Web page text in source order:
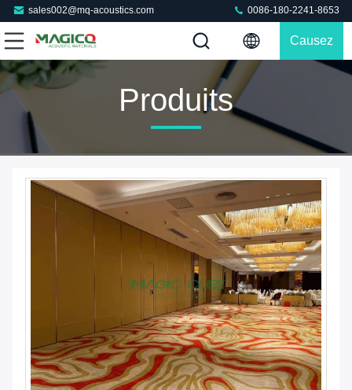
sales002@mq-acoustics.com 0086-180-2241-8653
Causez
Produits